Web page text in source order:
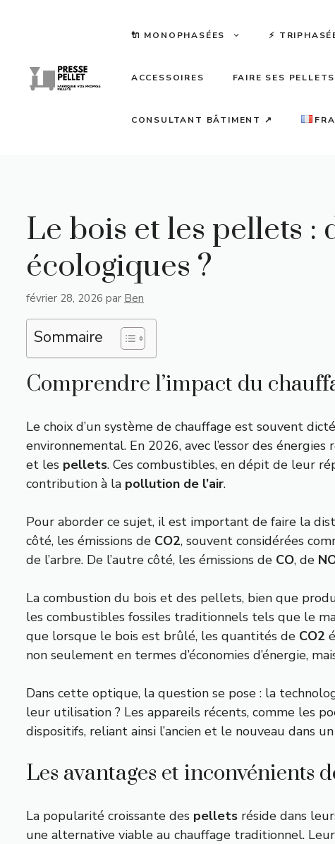
🔌 MONOPHASÉES ⚡️
ACCESSOIRES FAIRE SES PELLETS
CONSULTANT BÂTIMENT ↗
Le bois et les pellets :
écologiques ?
février 28, 2026 par Ben
Sommaire
Comprendre l’impact du
Le choix d’un système de chauffage est souvent
environnemental. En 2026, avec l’essor des
et les pellets. Ces combustibles, en dépit de leur
contribution à la pollution de l’air.
Pour aborder ce sujet, il est important de faire la
côté, les émissions de CO2, souvent considérées
de l’arbre. De l’autre côté, les émissions de CO, de
La combustion du bois et des pellets, bien que
les combustibles fossiles traditionnels tels que le
que lorsque le bois est brûlé, les quantités de CO2
non seulement en termes d’économies d’énergie,
Dans cette optique, la question se pose : la
leur utilisation ? Les appareils récents, comme les
dispositifs, reliant ainsi l’ancien et le nouveau dans
Les avantages et inconvénients
La popularité croissante des pellets réside dans
une alternative viable au chauffage traditionnel.